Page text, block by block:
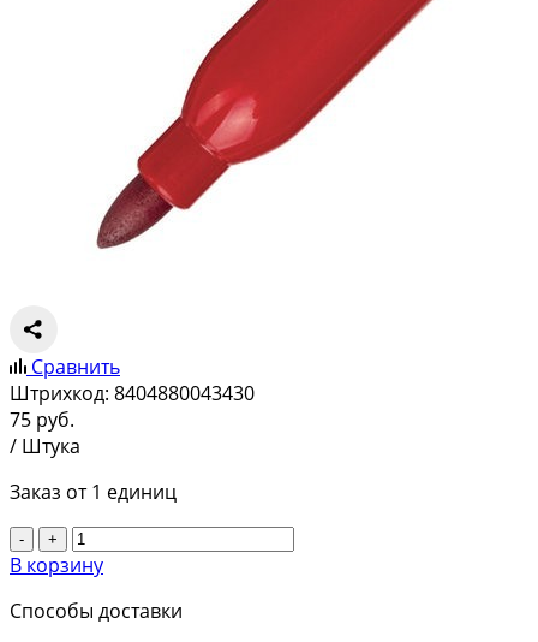
Сравнить
Штрихкод: 8404880043430
75 руб.
/ Штука
Заказ от 1 единиц
- +
В корзину
Способы доставки